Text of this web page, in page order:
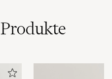
Produkte